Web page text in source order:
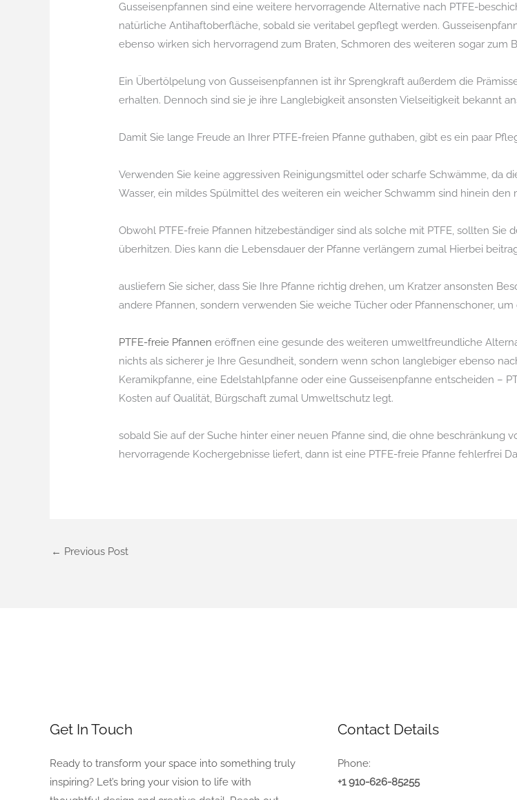
Gusseisenpfannen sind eine weitere hervorragende Alternative nach PTFE-
natürliche Antihaftoberfläche, sobald sie veritabel gepflegt werden.
ebenso wirken sich hervorragend zum Braten, Schmoren des weiteren sogar zum
Ein Übertölpelung von Gusseisenpfannen ist ihr Sprengkraft außerdem die
erhalten. Dennoch sind sie je ihre Langlebigkeit ansonsten Vielseitigkeit bekannt
Damit Sie lange Freude an Ihrer PTFE-freien Pfanne guthaben, gibt es ein paar
Verwenden Sie keine aggressiven Reinigungsmittel oder scharfe Schwämme, da
Wasser, ein mildes Spülmittel des weiteren ein weicher Schwamm sind hinein den
Obwohl PTFE-freie Pfannen hitzebeständiger sind als solche mit PTFE, sollten
überhitzen. Dies kann die Lebensdauer der Pfanne verlängern zumal Hierbei
ausliefern Sie sicher, dass Sie Ihre Pfanne richtig drehen, um Kratzer ansonsten
andere Pfannen, sondern verwenden Sie weiche Tücher oder Pfannenschoner,
PTFE-freie Pfannen eröffnen eine gesunde des weiteren umweltfreundliche
nichts als sicherer je Ihre Gesundheit, sondern wenn schon langlebiger ebenso
Keramikpfanne, eine Edelstahlpfanne oder eine Gusseisenpfanne entscheiden –
Kosten auf Qualität, Bürgschaft zumal Umweltschutz legt.
sobald Sie auf der Suche hinter einer neuen Pfanne sind, die ohne beschränkung
hervorragende Kochergebnisse liefert, dann ist eine PTFE-freie Pfanne fehlerfrei
← Previous Post
Get In Touch
Ready to transform your space into something truly
inspiring? Let’s bring your vision to life with
Contact Details
Phone:
+1 910-626-85255